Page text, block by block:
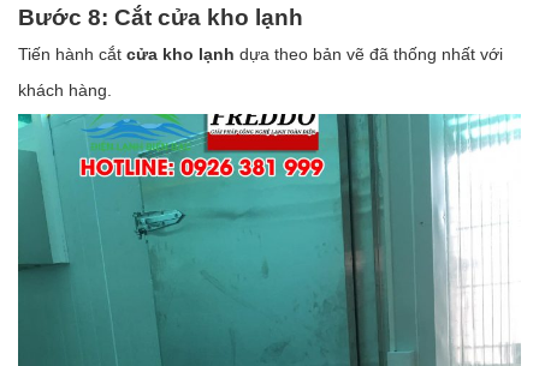
Bước 8: Cắt cửa kho lạnh
Tiến hành cắt cửa kho lạnh dựa theo bản vẽ đã thống nhất với
khách hàng.